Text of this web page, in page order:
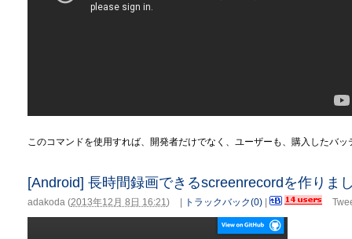
このコマンドを使用すれば、開発者だけでなく、ユーザーも、購入したバ
[Android] 長時間録画できるscreenrecordを作りま
adakoda (2013年12月 8日 16:21 ) | トラックバック(0) |